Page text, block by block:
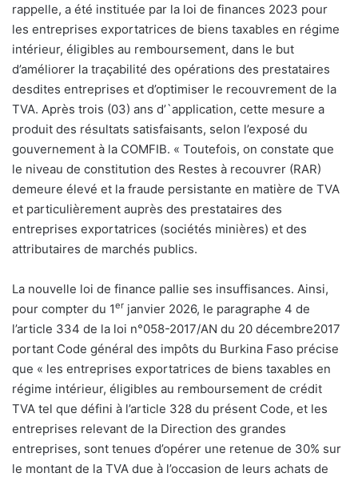
rappelle, a été instituée par la loi de finances 2023 pour
les entreprises exportatrices de biens taxables en régime
intérieur, éligibles au remboursement, dans le but
d’améliorer la traçabilité des opérations des prestataires
desdites entreprises et d’optimiser le recouvrement de la
TVA. Après trois (03) ans d’`application, cette mesure a
produit des résultats satisfaisants, selon l’exposé du
gouvernement à la COMFIB. « Toutefois, on constate que
le niveau de constitution des Restes à recouvrer (RAR)
demeure élevé et la fraude persistante en matière de TVA
et particulièrement auprès des prestataires des
entreprises exportatrices (sociétés minières) et des
attributaires de marchés publics.
La nouvelle loi de finance pallie ses insuffisances. Ainsi,
pour compter du 1er janvier 2026, le paragraphe 4 de
l’article 334 de la loi n°058-2017/AN du 20 décembre2017
portant Code général des impôts du Burkina Faso précise
que « les entreprises exportatrices de biens taxables en
régime intérieur, éligibles au remboursement de crédit
TVA tel que défini à l’article 328 du présent Code, et les
entreprises relevant de la Direction des grandes
entreprises, sont tenues d’opérer une retenue de 30% sur
le montant de la TVA due à l’occasion de leurs achats de